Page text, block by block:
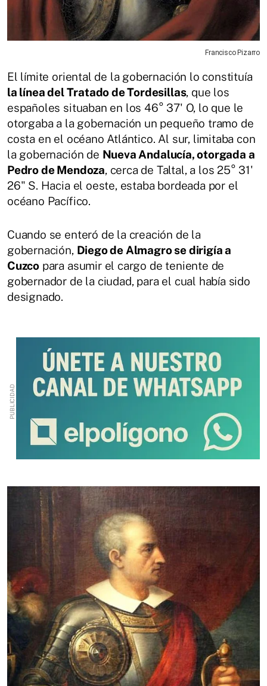
Francisco Pizarro
El límite oriental de la gobernación lo constituía
la línea del Tratado de Tordesillas, que los
españoles situaban en los 46° 37' O, lo que le
otorgaba a la gobernación un pequeño tramo de
costa en el océano Atlántico. Al sur, limitaba con
la gobernación de Nueva Andalucía, otorgada a
Pedro de Mendoza, cerca de Taltal, a los 25° 31'
26" S. Hacia el oeste, estaba bordeada por el
océano Pacífico.
Cuando se enteró de la creación de la
gobernación, Diego de Almagro se dirigía a
Cuzco para asumir el cargo de teniente de
gobernador de la ciudad, para el cual había sido
designado.